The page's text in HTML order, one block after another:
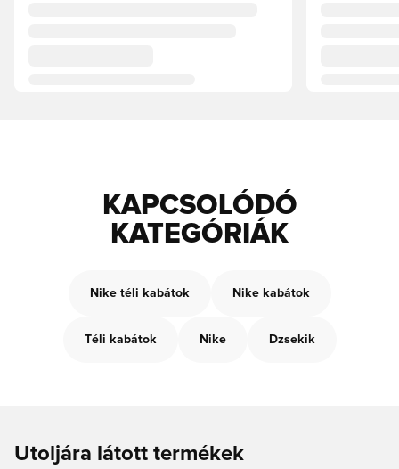
KAPCSOLÓDÓ
KATEGÓRIÁK
Nike téli kabátok Nike kabátok
Téli kabátok Nike Dzsekik
Utoljára látott termékek